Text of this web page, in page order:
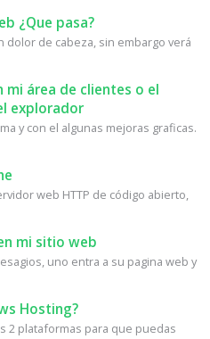
¿Que pasa?
de cabeza, sin embargo verá
mi área de clientes o el
explorador
y con el algunas mejoras graficas.
web HTTP de código abierto,
mi sitio web
uno entra a su pagina web y
Hosting?
2 plataformas para que puedas